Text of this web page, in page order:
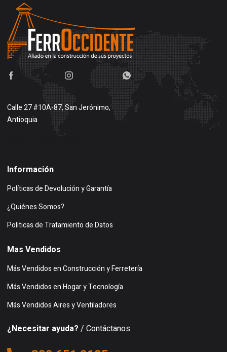
Calle 27 #10A-87, San Jerónimo,
Antioquia
Información
Políticas de Devolución y Garantía
¿Quiénes Somos?
Politicas de Tratamiento de Datos
Mas Vendidos
Más Vendidos en Construcción y Ferretería
Más Vendidos en Hogar y Tecnología
Más Vendidos Aires y Ventiladores
¿Necesitar ayuda? / Contáctanos